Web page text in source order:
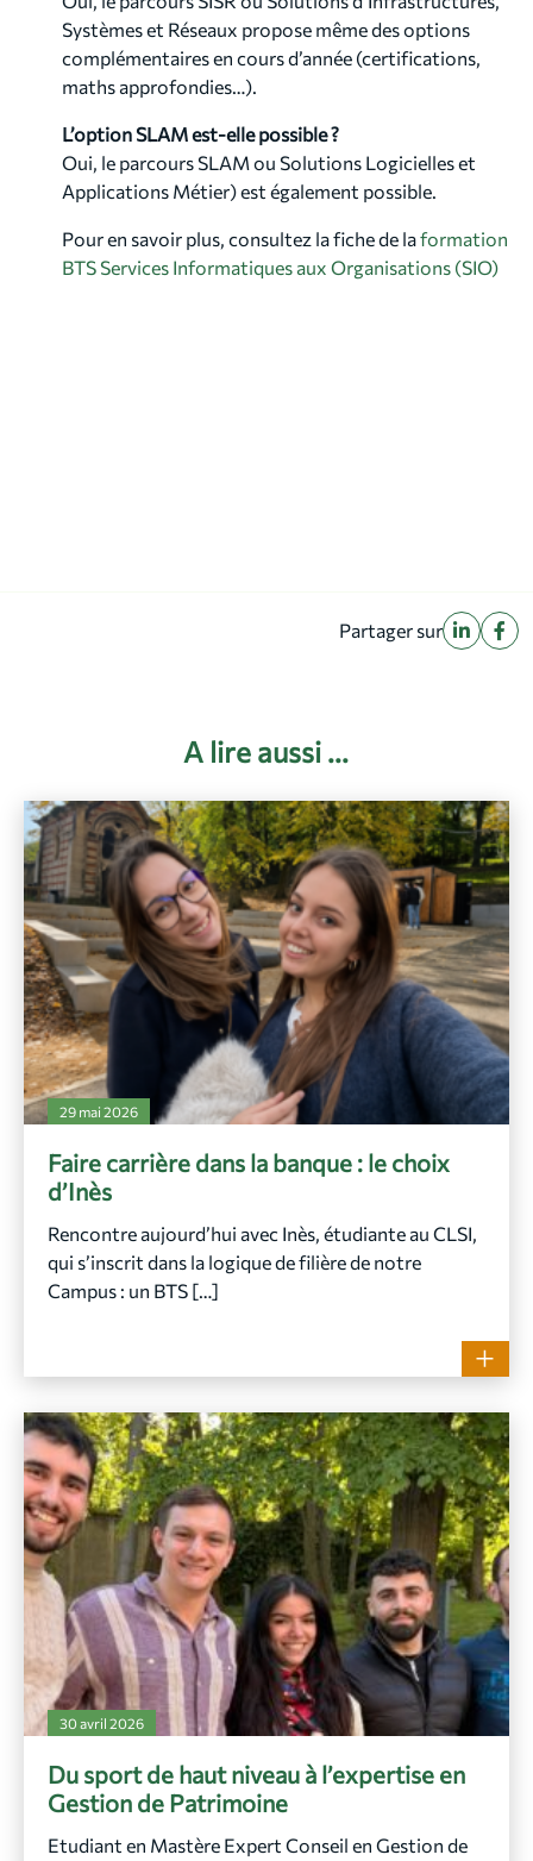
Systèmes et Réseaux propose même des options
complémentaires en cours d’année (certifications,
maths approfondies…).
L’option SLAM est-elle possible ?
Oui, le parcours SLAM ou Solutions Logicielles et
Applications Métier) est également possible.
Pour en savoir plus, consultez la fiche de laformation
BTS Services Informatiques aux Organisations (SIO)
Partager sur
A lire aussi ...
29 mai 2026
Faire carrière dans la banque : le choix
d’Inès
Rencontre aujourd’hui avec Inès, étudiante au CLSI,
qui s’inscrit dans la logique de filière de notre
Campus : un BTS […]
30 avril 2026
Du sport de haut niveau à l’expertise en
Gestion de Patrimoine
Etudiant en Mastère Expert Conseil en Gestion de